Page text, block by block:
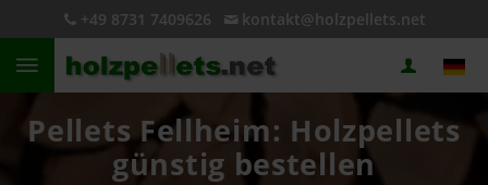
+49 8731 7409626 kontakt@holzpellets.net
Pellets Fellheim: Holzpellets
günstig bestellen